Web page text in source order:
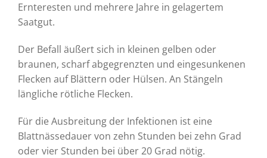
Ernteresten und mehrere Jahre in gelagertem
Saatgut.
Der Befall äußert sich in kleinen gelben oder
braunen, scharf abgegrenzten und eingesunkenen
Flecken auf Blättern oder Hülsen. An Stängeln
längliche rötliche Flecken.
Für die Ausbreitung der Infektionen ist eine
Blattnässedauer von zehn Stunden bei zehn Grad
oder vier Stunden bei über 20 Grad nötig.